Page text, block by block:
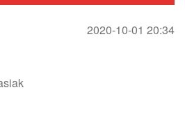
2020-10-01 20:34